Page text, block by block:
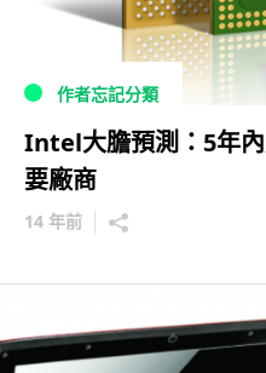
作者忘記分類
Intel大膽預測：5年
要廠商
14 年前